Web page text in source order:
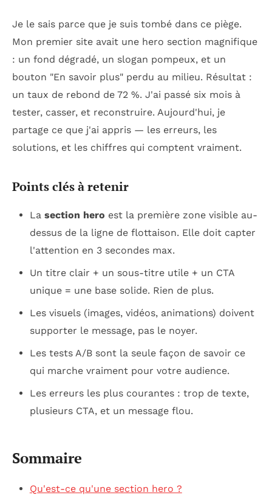
Je le sais parce que je suis tombé dans ce piège.
Mon premier site avait une hero section magnifique
: un fond dégradé, un slogan pompeux, et un
bouton "En savoir plus" perdu au milieu. Résultat :
un taux de rebond de 72 %. J'ai passé six mois à
tester, casser, et reconstruire. Aujourd'hui, je
partage ce que j'ai appris — les erreurs, les
solutions, et les chiffres qui comptent vraiment.
Points clés à retenir
La section hero est la première zone visible au-
dessus de la ligne de flottaison. Elle doit capter
l'attention en 3 secondes max.
Un titre clair + un sous-titre utile + un CTA
unique = une base solide. Rien de plus.
Les visuels (images, vidéos, animations) doivent
supporter le message, pas le noyer.
Les tests A/B sont la seule façon de savoir ce
qui marche vraiment pour votre audience.
Les erreurs les plus courantes : trop de texte,
plusieurs CTA, et un message flou.
Sommaire
Qu'est-ce qu'une section hero ?